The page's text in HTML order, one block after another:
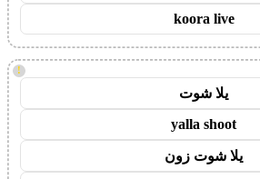
koora live
!
يلا شوت
yalla shoot
يلا شوت زون